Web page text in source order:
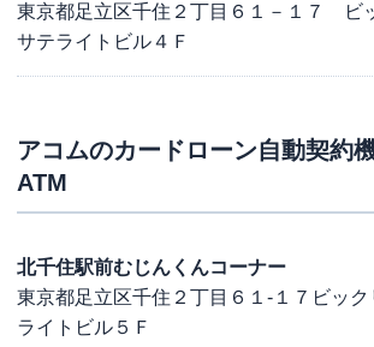
東京都足立区千住２丁目６１－１７ ビ
サテライトビル４Ｆ
アコムのカードローン自動契約
ATM
北千住駅前むじんくんコーナー
東京都足立区千住２丁目６１-１７ビック
ライトビル５Ｆ